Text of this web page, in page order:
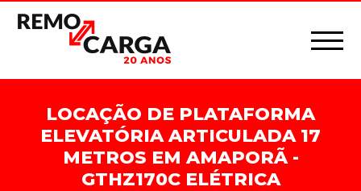
LOCAÇÃO DE PLATAFORMA
ELEVATÓRIA ARTICULADA 17
METROS EM AMAPORÃ -
GTHZ170C ELÉTRICA